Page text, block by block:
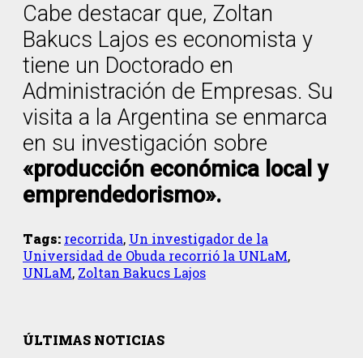
Cabe destacar que, Zoltan
Bakucs Lajos es economista y
tiene un Doctorado en
Administración de Empresas. Su
visita a la Argentina se enmarca
en su investigación sobre
«producción económica local y
emprendedorismo».
Tags: recorrida, Un investigador de la
Universidad de Obuda recorrió la UNLaM,
UNLaM, Zoltan Bakucs Lajos
ÚLTIMAS NOTICIAS